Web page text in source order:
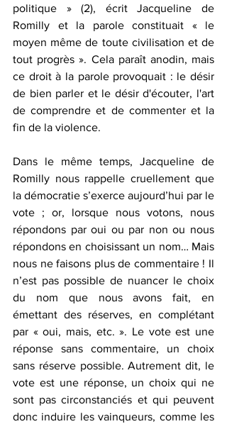
politique » (2), écrit Jacqueline de
Romilly et la parole constituait « le
moyen même de toute civilisation et de
tout progrès ». Cela paraît anodin, mais
ce droit à la parole provoquait : le désir
de bien parler et le désir d'écouter, l'art
de comprendre et de commenter et la
fin de la violence.
Dans le même temps, Jacqueline de
Romilly nous rappelle cruellement que
la démocratie s’exerce aujourd’hui par le
vote ; or, lorsque nous votons, nous
répondons par oui ou par non ou nous
répondons en choisissant un nom… Mais
nous ne faisons plus de commentaire ! Il
n’est pas possible de nuancer le choix
du nom que nous avons fait, en
émettant des réserves, en complétant
par « oui, mais, etc. ». Le vote est une
réponse sans commentaire, un choix
sans réserve possible. Autrement dit, le
vote est une réponse, un choix qui ne
sont pas circonstanciés et qui peuvent
donc induire les vainqueurs, comme les